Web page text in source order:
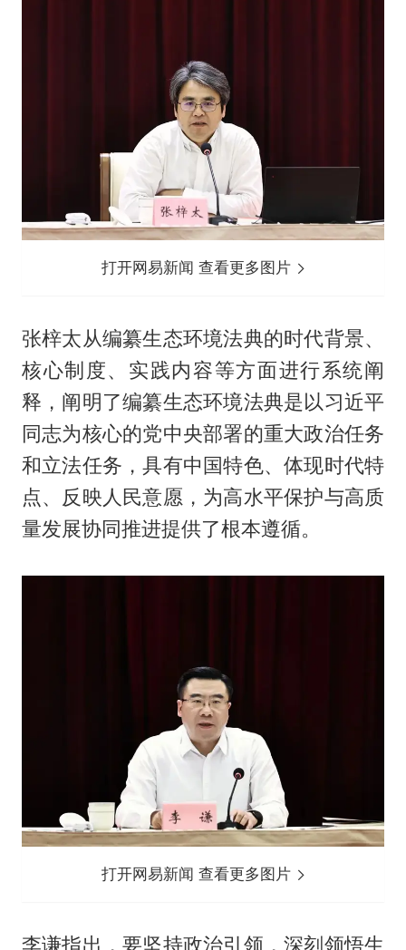
打开网易新闻 查看更多图片
张梓太从编纂生态环境法典的时代背景、
核心制度、实践内容等方面进行系统阐
释，阐明了编纂生态环境法典是以习近平
同志为核心的党中央部署的重大政治任务
和立法任务，具有中国特色、体现时代特
点、反映人民意愿，为高水平保护与高质
量发展协同推进提供了根本遵循。
打开网易新闻 查看更多图片
李谦指出，要坚持政治引领，深刻领悟生